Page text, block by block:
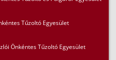
Tűzoltó Egyesület
Önkéntes Tűzoltó Egyesület